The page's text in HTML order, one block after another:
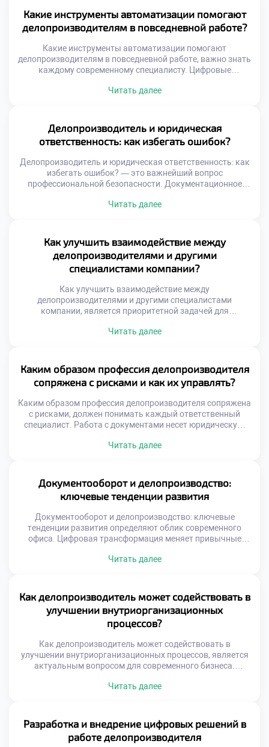
напрямую влияют на экологический след компании.
Переход к устойчивому развитию требует пересмотра
привычных офисных […]
Какие инструменты автоматизации помогают
делопроизводителям в повседневной работе?
Какие инструменты автоматизации помогают
делопроизводителям в повседневной работе, важно знать
каждому современному специалисту. Цифровые
документацией и информацией. Ручной труд уступает
требованием рынка труда. Автоматизация освобождает
время для аналитической и творческой деятельности
сотрудника. Рутинные операции выполняются
Читать далее
Делопроизводитель и юридическая
ответственность: как избегать ошибок?
Делопроизводитель и юридическая ответственность: как
избегать ошибок? — это важнейший вопрос
профессиональной безопасности. Документационное
статус организации. Любая неточность в бумагах может
правовых рисков является основой компетентности
сотрудника. Юридические последствия ошибок бывают
финансовыми и административными. Штрафы
контролирующих органов […]
Читать далее
Как улучшить взаимодействие между
делопроизводителями и другими
специалистами компании?
Как улучшить взаимодействие между
делопроизводителями и другими специалистами
компании, является приоритетной задачей для
Документооборот пронизывает все департаменты
всего механизма. Качество сотрудничества напрямую
влияет на скорость принятия управленческих решений.
Делопроизводитель выступает связующим звеном между
разрозненными функциями. Гармония в отношениях
обеспечивает […]
Читать далее
Каким образом профессия делопроизводителя
сопряжена с рисками и как их управлять?
Каким образом профессия делопроизводителя сопряжена
с рисками, должен понимать каждый ответственный
специалист. Работа с документами несет юридическую,
организации. Ошибки в этой сфере могут привести к
профессиональной компетенции современного
сотрудника. Понимание природы угроз позволяет
предотвращать проблемы до их возникновения. Риски
Читать далее
Документооборот и делопроизводство:
ключевые тенденции развития
Документооборот и делопроизводство: ключевые
тенденции развития определяют облик современного
офиса. Цифровая трансформация меняет привычные
уступают место интеллектуальным системам. Специалист
на рынке труда. Тенденции затрагивают не только
технику, но и процессы. Меняются стандарты
взаимодействия между сотрудниками и отделами.
Ускоряется […]
Читать далее
Как делопроизводитель может содействовать в
улучшении внутриорганизационных
процессов?
Как делопроизводитель может содействовать в
улучшении внутриорганизационных процессов, является
актуальным вопросом для современного бизнеса.
обладает уникальным обзором деятельности компании.
системные проблемы, скрытые от узких специалистов.
Делопроизводитель способен выступать агентом
позитивных организационных изменений. Его роль
Читать далее
Разработка и внедрение цифровых решений в
работе делопроизводителя